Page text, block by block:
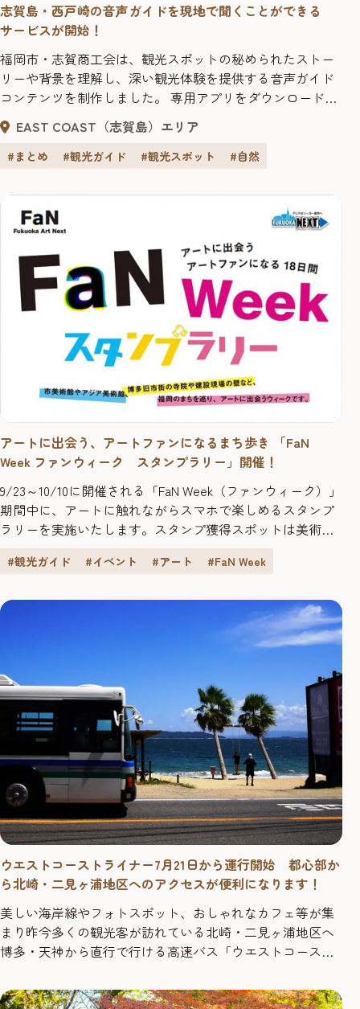
志賀島・西戸崎の音声ガイドを現地で聞くことができる
サービスが開始！
福岡市・志賀商工会は、観光スポットの秘められたストー
リーや背景を理解し、深い観光体験を提供する音声ガイド
コンテンツを制作しました。 専用アプリをダウンロードし
て、エリア内の観光スポット等を巡ると、博多湾などの風
景を眺めながら博物館にいるように、お手持ちのスマホで
スポットの解説や背景のストーリーを楽しむことができま
物を詠んだ万葉集で最も悲...
EAST COAST（志賀島）エリア
#まとめ #観光ガイド #観光スポット #自然
アートに出会う、アートファンになるまち歩き 「FaN
Week ファンウィーク スタンプラリー」開催！
9/23～10/10に開催される「FaN Week（ファンウィーク）」
期間中に、アートに触れながらスマホで楽しめるスタンプ
ラリーを実施いたします。スタンプ獲得スポットは美術館
ン、ホテルなどの28か所。スタンプ獲得数に応じてスタン
トのステッカーやポストカードなどがもらえます！さら
#観光ガイド #イベント #アート #FaN Week
ウエストコーストライナー7月21日から運行開始 都心部か
ら北崎・二見ヶ浦地区へのアクセスが便利になります！
美しい海岸線やフォトスポット、おしゃれなカフェ等が集
まり昨今多くの観光客が訪れている北崎・二見ヶ浦地区へ
博多・天神から直行で行ける高速バス「ウエストコースト
バスターミナルから天神を経由し、海づり公園や二見ヶ浦